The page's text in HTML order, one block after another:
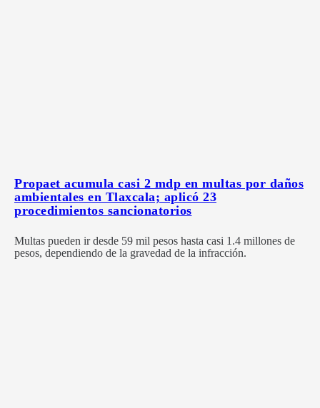
Propaet acumula casi 2 mdp en multas por daños
ambientales en Tlaxcala; aplicó 23
procedimientos sancionatorios
Multas pueden ir desde 59 mil pesos hasta casi 1.4 millones de
pesos, dependiendo de la gravedad de la infracción.